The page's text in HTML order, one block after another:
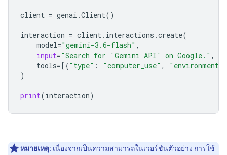
client = genai .Client()
interaction = client. interactions .create(
model="gemini-3.6-flash" ,
input="Search for 'Gemini API' on Google." ,
tools=[{"type" : "computer_use" , "environment"
)
print(interaction)
หมายเหตุ: เนื่องจากเป็นความสามารถในเวอร์ชันตัวอย่าง การใช้